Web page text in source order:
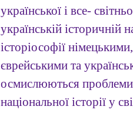
української і все-
українській історичній
історіософії
єврейськими та
осмислюються проблеми
національної історії у